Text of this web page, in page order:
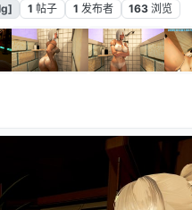
1 帖子 1 发布者 163 浏览